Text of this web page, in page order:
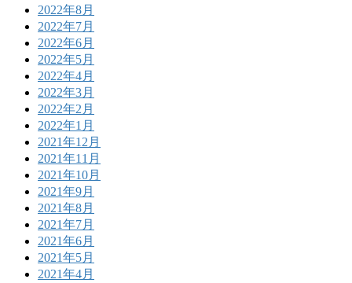
2022年8月
2022年7月
2022年6月
2022年5月
2022年4月
2022年3月
2022年2月
2022年1月
2021年12月
2021年11月
2021年10月
2021年9月
2021年8月
2021年7月
2021年6月
2021年5月
2021年4月